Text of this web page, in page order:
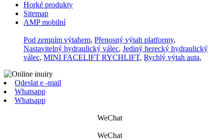
Horké produkty
Sitemap
AMP mobilní
Pod zemním výtahem, Přenosný výtah platformy,
Nastavitelný hydraulický válec, Jediný herecký hydraulický
válec, MINI FACELIFT RYCHLIFT, Rychlý výtah auta,
Odeslat e -mail
Whatsapp
Whatsapp
WeChat
WeChat